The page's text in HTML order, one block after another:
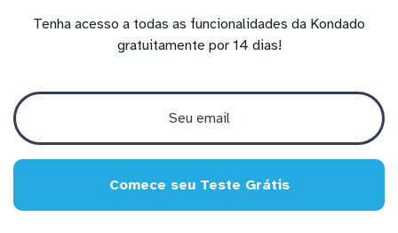
Tenha acesso a todas as funcionalidades da Kondado
gratuitamente por 14 dias!
Comece seu Teste Grátis